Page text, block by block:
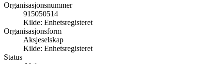
Organisasjonsnummer
915050514
Kilde: Enhetsregisteret
Organisasjonsform
Aksjeselskap
Kilde: Enhetsregisteret
Status